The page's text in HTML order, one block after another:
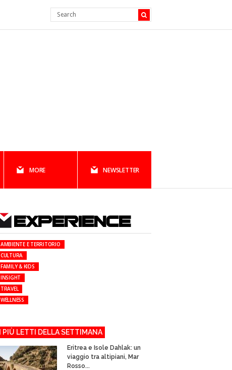
MORE NEWSLETTER
EXPERIENCE
AMBIENTE E TERRITORIO
CULTURA
FAMILY & KIDS
INSIGHT
TRAVEL
WELLNESS
I PIÙ LETTI DELLA SETTIMANA
Eritrea e Isole Dahlak: un
viaggio tra altipiani, Mar
Rosso...